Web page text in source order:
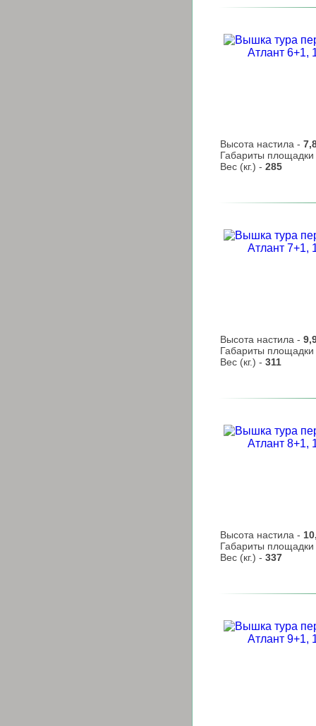
Высота настила -
Габариты
Вес (кг.) - 285
Высота настила -
Габариты
Вес (кг.) - 311
Высота настила -
Габариты
Вес (кг.) - 337